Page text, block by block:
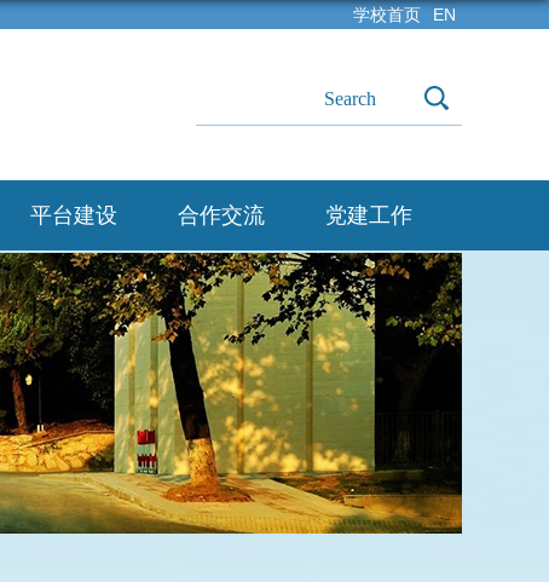
学校首页 EN
平台建设 合作交流 党建工作